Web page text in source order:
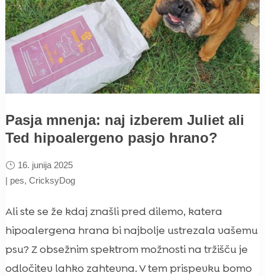
Pasja mnenja: naj izberem Juliet ali
Ted hipoalergeno pasjo hrano?
16. junija 2025
| pes, CricksyDog
Ali ste se že kdaj znašli pred dilemo, katera
hipoalergena hrana bi najbolje ustrezala vašemu
psu? Z obsežnim spektrom možnosti na tržišču je
odločitev lahko zahtevna. V tem prispevku bomo